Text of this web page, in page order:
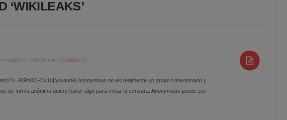
‘WIKILEAKS’
• ALBERTO GARCIA • NO COMMENTS
Ox1o[/youtube] Anonymous no es realmente un grupo cohesionado y
de forma anónima quiere hacer algo para evitar la censura. Anonymous puede ser